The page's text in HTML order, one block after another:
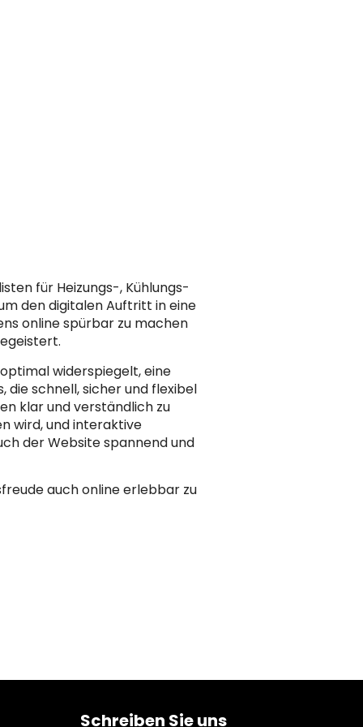
für Heizungs-, Kühlungs-
den digitalen Auftritt in eine
online spürbar zu machen
widerspiegelt, eine
die schnell, sicher und flexibel
klar und verständlich zu
wird, und interaktive
der Website spannend und
auch online erlebbar zu
Schreiben Sie uns